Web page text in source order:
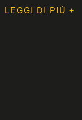
LEGGI DI PIÙ +